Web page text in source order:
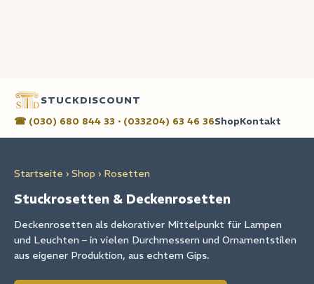
STUCKDISCOUNT
☎ (030) 680 844 33 · (033204) 63 46 36ShopKontakt
Startseite › Shop › Rosetten
Stuckrosetten & Deckenrosetten
Deckenrosetten als dekorativer Mittelpunkt für Lampen
und Leuchten – in vielen Durchmessern und Ornamentstilen
aus eigener Produktion, aus echtem Gips.